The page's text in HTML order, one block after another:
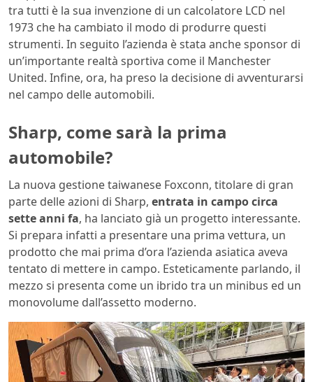
tra tutti è la sua invenzione di un calcolatore LCD nel
1973 che ha cambiato il modo di produrre questi
strumenti. In seguito l’azienda è stata anche sponsor di
un’importante realtà sportiva come il Manchester
United. Infine, ora, ha preso la decisione di avventurarsi
nel campo delle automobili.
Sharp, come sarà la prima
automobile?
La nuova gestione taiwanese Foxconn, titolare di gran
parte delle azioni di Sharp, entrata in campo circa
sette anni fa, ha lanciato già un progetto interessante.
Si prepara infatti a presentare una prima vettura, un
prodotto che mai prima d’ora l’azienda asiatica aveva
tentato di mettere in campo. Esteticamente parlando, il
mezzo si presenta come un ibrido tra un minibus ed un
monovolume dall’assetto moderno.